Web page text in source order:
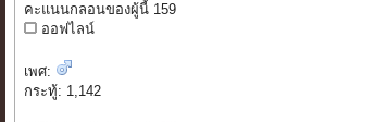
คะแนนกลอนของผู้นี้ 159
ออฟไลน์
เพศ:
กระทู้: 1,142